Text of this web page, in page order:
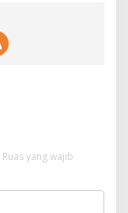
Ruas yang wajib